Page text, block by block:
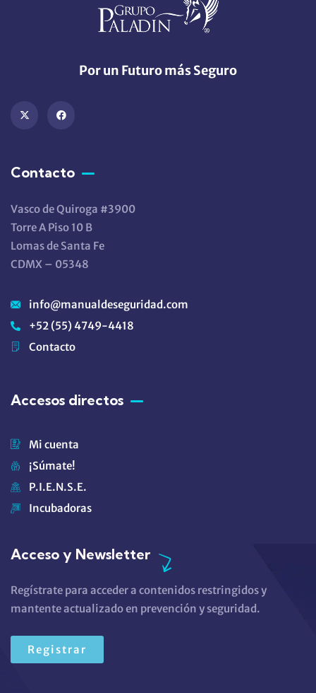
Por un Futuro más Seguro
Contacto
Vasco de Quiroga #3900
Torre A Piso 10 B
Lomas de Santa Fe
CDMX – 05348
info@manualdeseguridad.com
+52 (55) 4749-4418
Contacto
Accesos directos
Mi cuenta
¡Súmate!
P.I.E.N.S.E.
Incubadoras
Acceso y Newsletter
Regístrate para acceder a contenidos restringidos y
mantente actualizado en prevención y seguridad.
Registrar